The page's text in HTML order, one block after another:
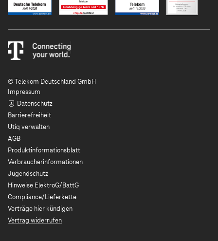
© Telekom Deutschland GmbH
Impressum
Datenschutz
Barrierefreiheit
Utiq verwalten
AGB
Produktinformationsblatt
Verbraucherinformationen
Jugendschutz
Hinweise ElektroG/BattG
Compliance/Lieferkette
Verträge hier kündigen
Vertrag widerrufen